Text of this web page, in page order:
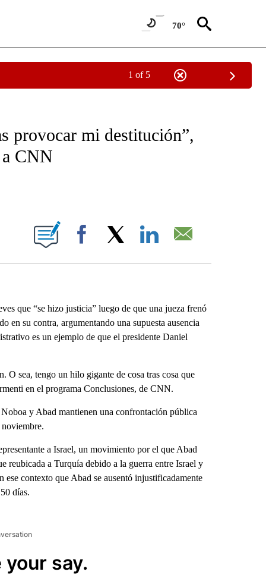
70°
1 of 5
ABOUT NEW PAGES ON "NOTICIAS - CNN".
provocar mi destitución”,
CNN
NEW PAGES ON "".
Facebook
que “se hizo justicia” luego de que una jueza frenó
en su contra, argumentando una supuesta ausencia
es un ejemplo de que el presidente Daniel
O sea, tengo un hilo gigante de cosa tras cosa que
en el programa Conclusiones, de CNN.
y Abad mantienen una confrontación pública
noviembre.
a Israel, un movimiento por el que Abad
reubicada a Turquía debido a la guerra entre Israel y
contexto que Abad se ausentó injustificadamente
días.
your say.